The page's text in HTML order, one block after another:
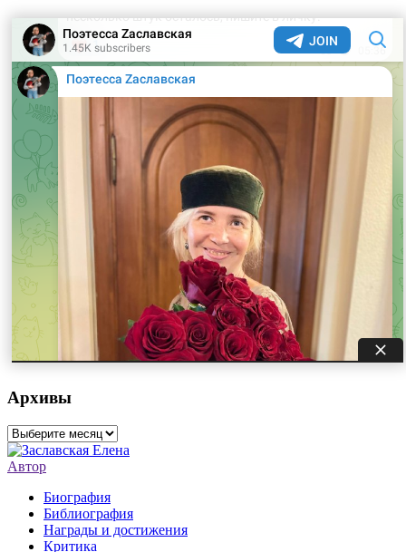
Архивы
Архивы
Автор
Биография
Библиография
Награды и достижения
Критика